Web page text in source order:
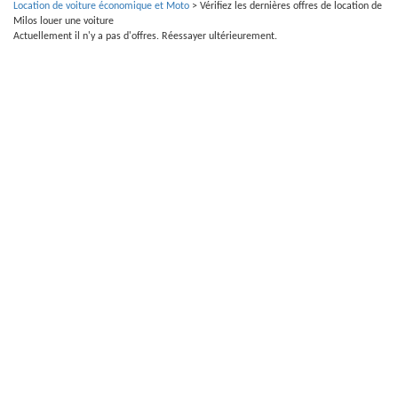
Location de voiture économique et Moto > Vérifiez les dernières offres de location de
Milos louer une voiture
Actuellement il n'y a pas d'offres. Réessayer ultérieurement.